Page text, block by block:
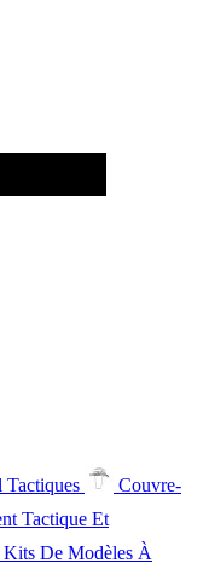
Couvre-
Tactique Et
Kits De Modèles À